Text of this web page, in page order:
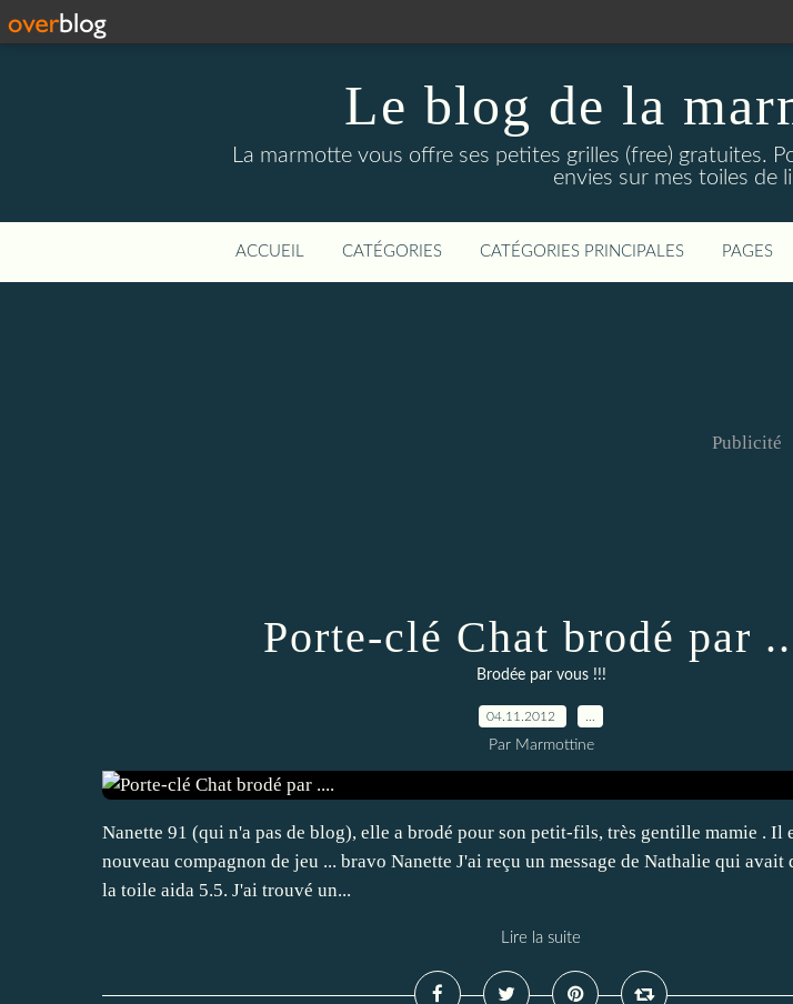
Le blog de la
La marmotte vous offre ses petites grilles (free) gratuites.
envies sur mes toiles de
ACCUEIL CATÉGORIES CATÉGORIES PRINCIPALES PAGES
Publicité
Porte-clé Chat brodé par
Brodée par vous !!!
04.11.2012
Par Marmottine
Nanette 91 (qui n'a pas de blog), elle a brodé pour son petit-fils, très gentille mamie . Il
nouveau compagnon de jeu ... bravo Nanette J'ai reçu un message de Nathalie qui avait
la toile aida 5.5. J'ai trouvé un...
Lire la suite